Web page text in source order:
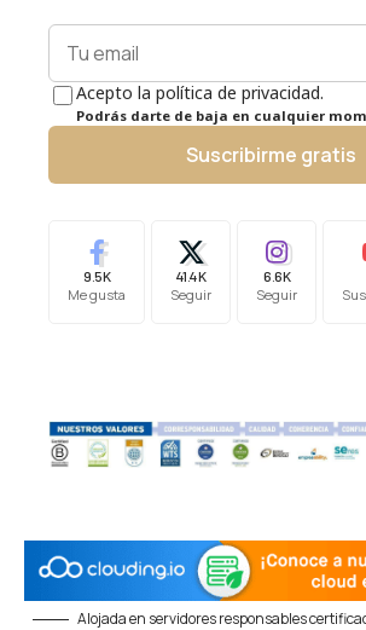
Acepto la política de privacidad.
Podrás darte de baja en cualquier
Suscribirme gratis
9.5K
Me gusta
41.4K
Seguir
6.6K
Seguir
Alojada en servidores responsables